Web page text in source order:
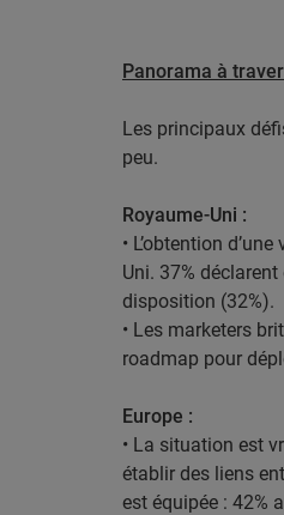
Panorama à
Les principaux
peu.
Royaume-Uni :
• L’obtention
Uni. 37%
disposition (32%).
• Les marketers
roadmap pour
Europe :
• La situation est
établir des liens
est équipée : 42%